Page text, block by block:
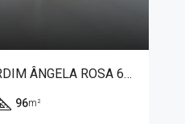
CASA À VENDA – JARDIM ÂNGELA ROSA 6006
96m²